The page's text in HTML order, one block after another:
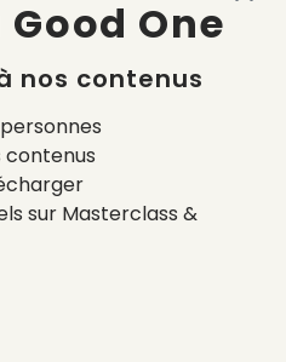
/ Hans Lucas.
One
nos contenus
contenus
sur Masterclass &